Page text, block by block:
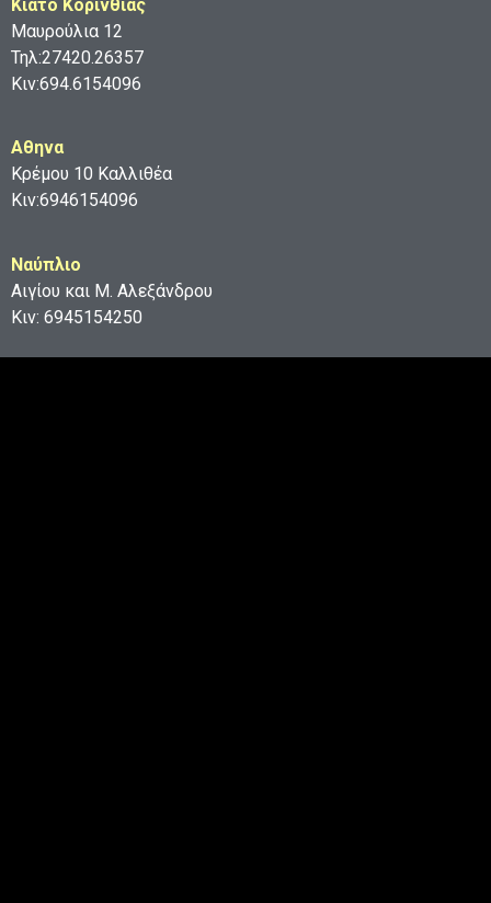
Κιάτο Κορινθίας
Μαυρούλια 12
Τηλ:27420.26357
Κιν:694.6154096
Aθηνα
Κρέμου 10 Καλλιθέα
Κιν:6946154096
Ναύπλιο
Αιγίου και Μ. Αλεξάνδρου
Κιν: 6945154250